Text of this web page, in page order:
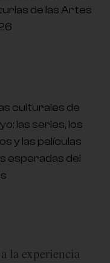
de las Artes
culturales de
las series, los
y las películas
esperadas del
la experiencia